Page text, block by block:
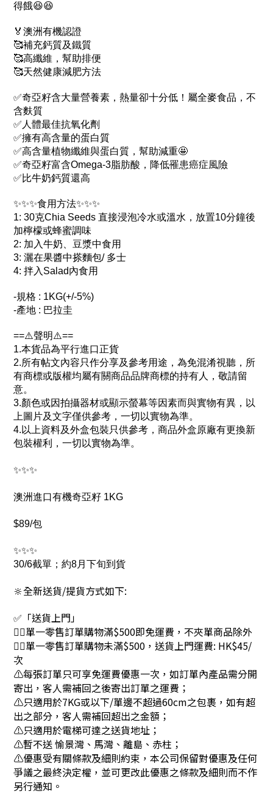
得餓😆😆
🏅澳洲有機認證
🥰補充鈣質及鐵質
🥰高纖維，幫助排便
🥰天然健康減肥方法
✅奇亞籽含大量營養素，熱量卻十分低！屬全麥食品，不
含麩質
✅人體最佳抗氧化劑
✅擁有高含量的蛋白質
✅高含量植物纖維與蛋白質，幫助減重🤩
✅奇亞籽富含Omega-3脂肪酸，降低罹患癌症風險
✅比牛奶鈣質還高
✨✨✨食用方法✨✨✨
1: 30克Chia Seeds 直接浸泡冷水或溫水，放置10分鐘後
加檸檬或蜂蜜調味
2: 加入牛奶、豆漿中食用
3: 灑在果醬中搽麵包/ 多士
4: 拌入Salad內食用
-規格 : 1KG(+/-5%)
-產地 : 巴拉圭
==⚠️聲明⚠️==
1.本貨品為平行進口正貨
2.所有帖文內容只作分享及參考用途，為免混淆視聽，所
有商標或版權均屬有關商品品牌商標的持有人，敬請留
意。
3.顏色或因拍攝器材或顯示螢幕等因素而與實物有異，以
上圖片及文字僅供參考，一切以實物為準。
4.以上資料及外盒包裝只供參考，商品外盒原廠有更換新
包裝權利，一切以實物為準。
✨✨✨
澳洲進口有機奇亞籽 1KG
$89/包
✨✨✨
30/6截單；約8月下旬到貨
🔆全新送貨/提貨方式如下:
✅「送貨上門」
👉🏻單一零售訂單購物滿$500即免運費，不夾單商品除外
👉🏻單一零售訂單購物未滿$500，送貨上門運費: HK$45/
次
⚠每張訂單只可享免運費優惠一次，如訂單內產品需分開
寄出，客人需補回之後寄出訂單之運費；
⚠只適用於7KG或以下/單邊不超過60cm之包裹，如有超
出之部分，客人需補回超出之金額；
⚠只適用於電梯可達之送貨地址；
⚠暫不送 愉景灣、馬灣、離島、赤柱；
⚠優惠受有關條款及細則約束，本公司保留對優惠及任何
爭議之最終決定權，並可更改此優惠之條款及細則而不作
另行通知。